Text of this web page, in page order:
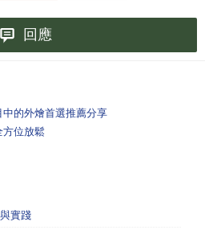
回應
的外燴首選推薦分享
位放鬆
實踐